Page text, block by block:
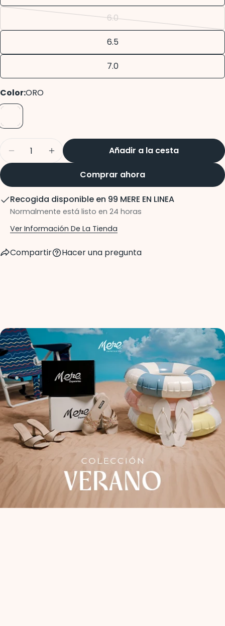
no
disponible
6.0Variante
agotada
no
disponible
6.5
7.0
Color:ORO
Disminuir cantidad para Halifax Sandalia Oro
Aumentar cantidad para Halifax
Añadir a la cesta
Comprar ahora
Recogida disponible en 99 MERE EN LINEA
Normalmente está listo en 24 horas
Ver Información De La Tienda
Compartir Hacer una pregunta
Enviar pregunta